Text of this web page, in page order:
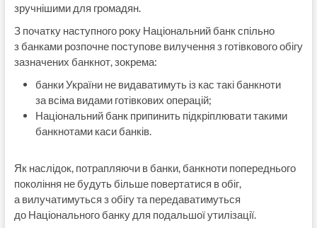
зручнішими для громадян.
З початку наступного року Національний банк спільно
з банками розпочне поступове вилучення з готівкового обігу
зазначених банкнот, зокрема:
банки України не видаватимуть із кас такі банкноти
за всіма видами готівкових операцій;
Національний банк припинить підкріплювати такими
банкнотами каси банків.
Як наслідок, потрапляючи в банки, банкноти попереднього
покоління не будуть більше повертатися в обіг,
а вилучатимуться з обігу та передаватимуться
до Національного банку для подальшої утилізації.